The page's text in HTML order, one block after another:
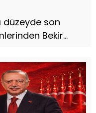
düzeyde son
Bekir
arasında
futbolunun